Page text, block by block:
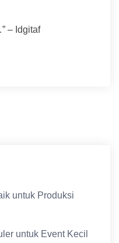
– Idgitaf
untuk Produksi
untuk Event Kecil